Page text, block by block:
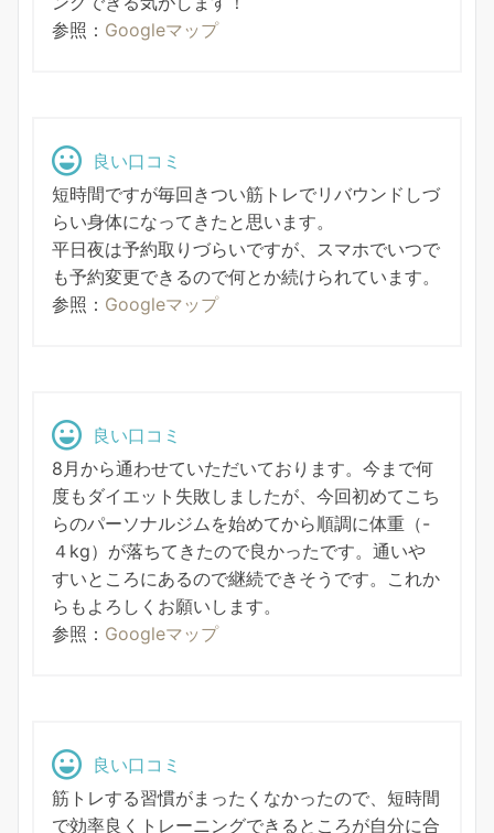
参照： Googleマップ
良い口コミ
短時間ですが毎回きつい筋トレでリバウンドしづ
らい身体になってきたと思います。
平日夜は予約取りづらいですが、スマホでいつで
も予約変更できるので何とか続けられています。
参照： Googleマップ
良い口コミ
8月から通わせていただいております。今まで何
度もダイエット失敗しましたが、今回初めてこち
らのパーソナルジムを始めてから順調に体重（-
４kg）が落ちてきたので良かったです。通いや
すいところにあるので継続できそうです。これか
らもよろしくお願いします。
参照： Googleマップ
良い口コミ
筋トレする習慣がまったくなかったので、短時間
で効率良くトレーニングできるところが自分に合